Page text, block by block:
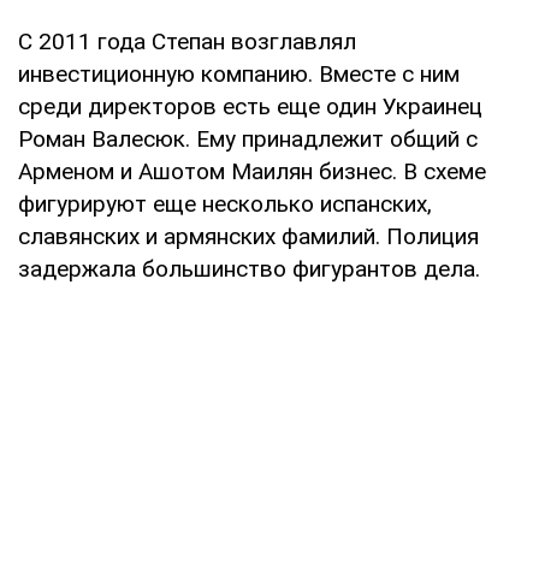
С 2011 года Степан возглавлял
инвестиционную компанию. Вместе с ним
среди директоров есть еще один Украинец
Роман Валесюк. Ему принадлежит общий с
Арменом и Ашотом Маилян бизнес. В схеме
фигурируют еще несколько испанских,
славянских и армянских фамилий. Полиция
задержала большинство фигурантов дела.